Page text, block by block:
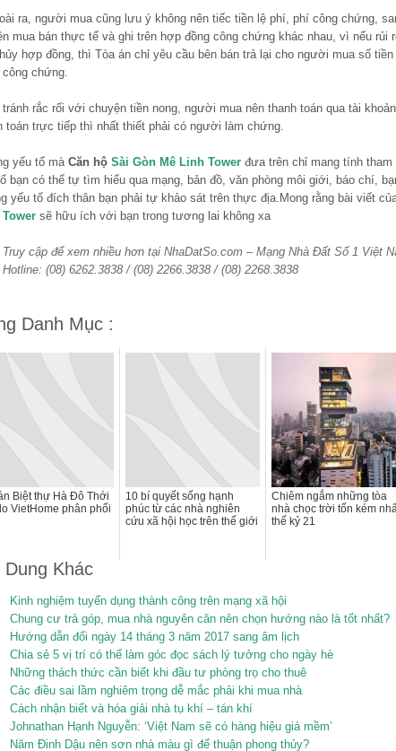
ra, người mua cũng lưu ý không nên tiếc tiền lệ phí, phí công chứng,
mua bán thực tế và ghi trên hợp đồng công chứng khác nhau, vì nếu rủi
hợp đồng, thì Tòa án chỉ yêu cầu bên bán trả lại cho người mua số
chứng.
rắc rối với chuyện tiền nong, người mua nên thanh toán qua tài
toán trực tiếp thì nhất thiết phải có người làm chứng.
yếu tố mà Căn hộ Sài Gòn Mê Linh Tower đưa trên chỉ mang tính
bạn có thể tự tìm hiểu qua mạng, bản đồ, văn phòng môi giới, báo chí,
yếu tố đích thân bạn phải tự khảo sát trên thực địa.Mong rằng bài viết
sẽ hữu ích với bạn trong tương lai không xa
Truy cập để xem nhiều hơn tại NhaDatSo.com – Mạng Nhà Đất Số 1 Việt
Hotline: (08) 6262.3838 / (08) 2266.3838 / (08) 2268.3838
Danh Mục :
Biệt thự Hà Đô Thới
VietHome phân phối
10 bí quyết sống hạnh
phúc từ các nhà nghiên
cứu xã hội học trên thế giới
Chiêm ngắm những tòa
nhà chọc trời tốn kém
thế kỷ 21
Dung Khác
Kinh nghiệm tuyển dụng thành công trên mạng xã hội
Chung cư trả góp, mua nhà nguyên căn nên chọn hướng nào là tốt nhất?
Hướng dẫn đổi ngày 14 tháng 3 năm 2017 sang âm lịch
Chia sẻ 5 vị trí có thể làm góc đọc sách lý tưởng cho ngày hè
Những thách thức cần biết khi đầu tư phòng trọ cho thuê
Các điều sai lầm nghiêm trọng dễ mắc phải khi mua nhà
Cách nhận biết và hóa giải nhà tụ khí – tán khí
Johnathan Hạnh Nguyễn: ‘Việt Nam sẽ có hàng hiệu giá mềm’
Năm Đinh Dậu nên sơn nhà màu gì để thuận phong thủy?